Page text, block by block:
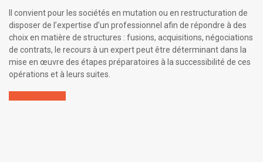
Il convient pour les sociétés en mutation ou en restructuration de
disposer de l’expertise d’un professionnel afin de répondre à des
choix en matière de structures : fusions, acquisitions, négociations
de contrats, le recours à un expert peut être déterminant dans la
mise en œuvre des étapes préparatoires à la successibilité de ces
opérations et à leurs suites.